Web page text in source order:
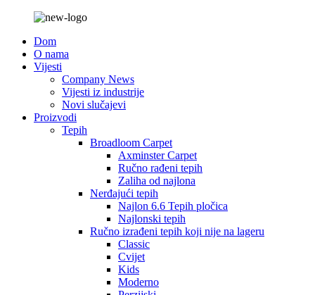
Dom
O nama
Vijesti
Company News
Vijesti iz industrije
Novi slučajevi
Proizvodi
Tepih
Broadloom Carpet
Axminster Carpet
Ručno rađeni tepih
Zaliha od najlona
Nerđajući tepih
Najlon 6.6 Tepih pločica
Najlonski tepih
Ručno izrađeni tepih koji nije na lageru
Classic
Cvijet
Kids
Moderno